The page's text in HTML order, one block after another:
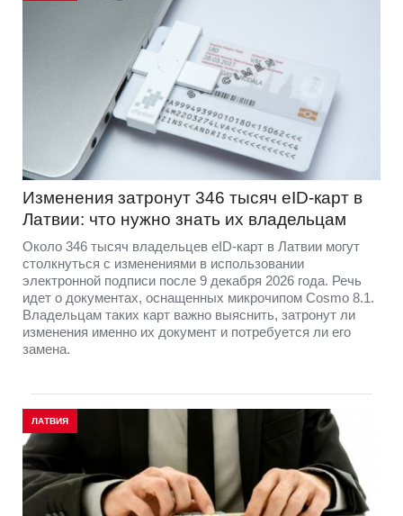
Изменения затронут 346 тысяч eID-карт в
Латвии: что нужно знать их владельцам
Около 346 тысяч владельцев eID-карт в Латвии могут
столкнуться с изменениями в использовании
электронной подписи после 9 декабря 2026 года. Речь
идет о документах, оснащенных микрочипом Cosmo 8.1.
Владельцам таких карт важно выяснить, затронут ли
изменения именно их документ и потребуется ли его
замена.
ЛАТВИЯ